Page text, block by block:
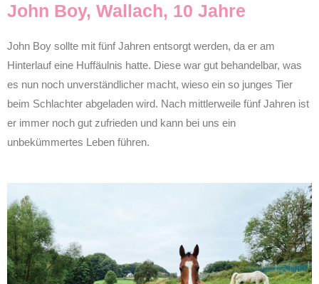
John Boy, Wallach, 10 Jahre
John Boy sollte mit fünf Jahren entsorgt werden, da er am
Hinterlauf eine Huffäulnis hatte. Diese war gut behandelbar, was
es nun noch unverständlicher macht, wieso ein so junges Tier
beim Schlachter abgeladen wird. Nach mittlerweile fünf Jahren ist
er immer noch gut zufrieden und kann bei uns ein
unbekümmertes Leben führen.